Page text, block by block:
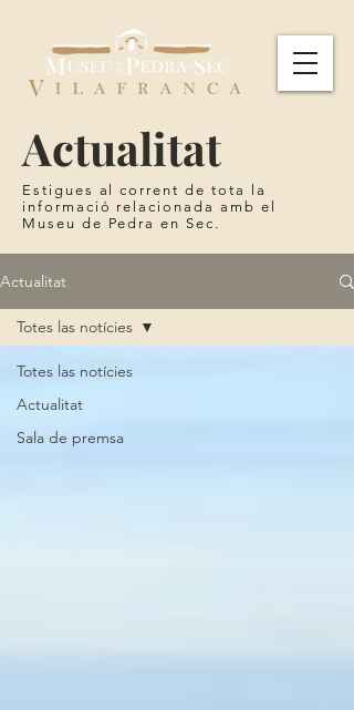
Actualitat
Estigues al corrent de tota la
informació relacionada amb el
Museu de Pedra en Sec.
Actualitat
Totes las notícies
Actualitat
Sala de premsa
Totes las notícies